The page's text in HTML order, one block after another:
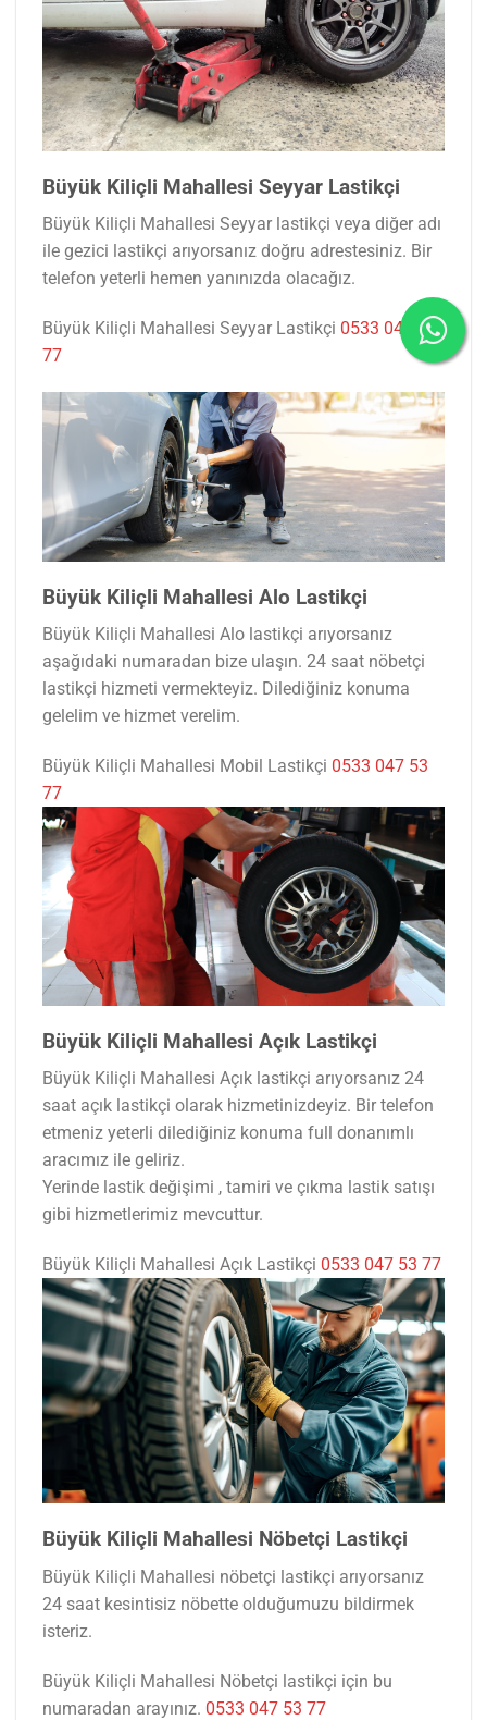
Büyük Kiliçli Mahallesi Seyyar Lastikçi
Büyük Kiliçli Mahallesi Seyyar lastikçi veya diğer adı
ile gezici lastikçi arıyorsanız doğru adrestesiniz. Bir
telefon yeterli hemen yanınızda olacağız.
Büyük Kiliçli Mahallesi Seyyar Lastikçi 0533 047 53
77
Büyük Kiliçli Mahallesi Alo Lastikçi
Büyük Kiliçli Mahallesi Alo lastikçi arıyorsanız
aşağıdaki numaradan bize ulaşın. 24 saat nöbetçi
lastikçi hizmeti vermekteyiz. Dilediğiniz konuma
gelelim ve hizmet verelim.
Büyük Kiliçli Mahallesi Mobil Lastikçi 0533 047 53
77
Büyük Kiliçli Mahallesi Açık Lastikçi
Büyük Kiliçli Mahallesi Açık lastikçi arıyorsanız 24
saat açık lastikçi olarak hizmetinizdeyiz. Bir telefon
etmeniz yeterli dilediğiniz konuma full donanımlı
aracımız ile geliriz.
Yerinde lastik değişimi , tamiri ve çıkma lastik satışı
gibi hizmetlerimiz mevcuttur.
Büyük Kiliçli Mahallesi Açık Lastikçi 0533 047 53 77
Büyük Kiliçli Mahallesi Nöbetçi Lastikçi
Büyük Kiliçli Mahallesi nöbetçi lastikçi arıyorsanız
24 saat kesintisiz nöbette olduğumuzu bildirmek
isteriz.
Büyük Kiliçli Mahallesi Nöbetçi lastikçi için bu
numaradan arayınız. 0533 047 53 77